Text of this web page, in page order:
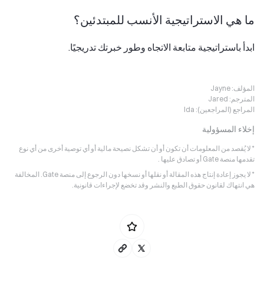
ما هي الاستراتيجية الأنسب للمبتدئين؟
ابدأ باستراتيجية متابعة الاتجاه وطور خبرتك تدريجيًا.
المؤلف: Jayne
المترجم: Jared
المراجع (المراجعين): Ida
إخلاء المسؤولية
* لا يُقصد من المعلومات أن تكون أو أن تشكل نصيحة مالية أو أي توصية أخرى من أي نوع
تقدمها منصة Gate أو تصادق عليها .
* لا يجوز إعادة إنتاج هذه المقالة أو نقلها أو نسخها دون الرجوع إلى منصة Gate. المخالفة
هي انتهاك لقانون حقوق الطبع والنشر وقد تخضع لإجراءات قانونية.